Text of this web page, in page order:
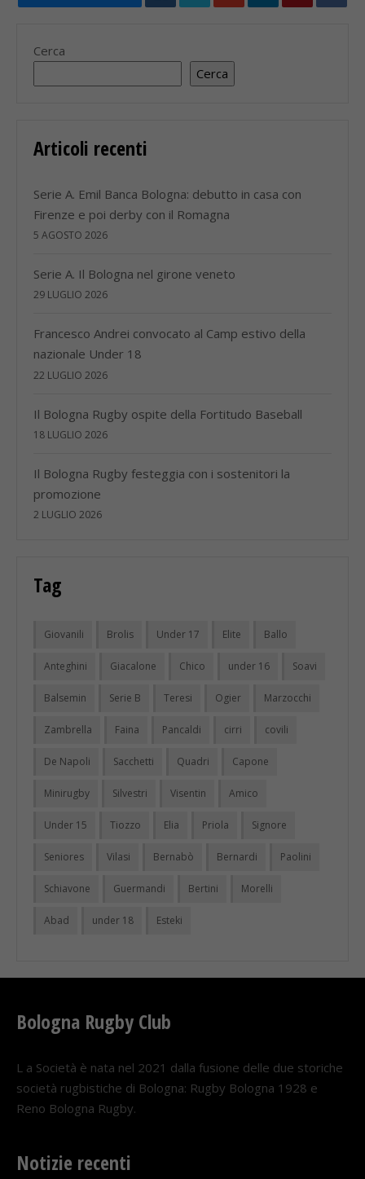
Cerca
Cerca
Articoli recenti
Serie A. Emil Banca Bologna: debutto in casa con
Firenze e poi derby con il Romagna
5 AGOSTO 2026
Serie A. Il Bologna nel girone veneto
29 LUGLIO 2026
Francesco Andrei convocato al Camp estivo della
nazionale Under 18
22 LUGLIO 2026
Il Bologna Rugby ospite della Fortitudo Baseball
18 LUGLIO 2026
Il Bologna Rugby festeggia con i sostenitori la
promozione
2 LUGLIO 2026
Tag
Giovanili Brolis Under 17 Elite Ballo
Anteghini Giacalone Chico under 16 Soavi
Balsemin Serie B Teresi Ogier Marzocchi
Zambrella Faina Pancaldi cirri covili
De Napoli Sacchetti Quadri Capone
Minirugby Silvestri Visentin Amico
Under 15 Tiozzo Elia Priola Signore
Seniores Vilasi Bernabò Bernardi Paolini
Schiavone Guermandi Bertini Morelli
Abad under 18 Esteki
Bologna Rugby Club
L a Società è nata nel 2021 dalla fusione delle due storiche
società rugbistiche di Bologna: Rugby Bologna 1928 e
Reno Bologna Rugby.
Notizie recenti